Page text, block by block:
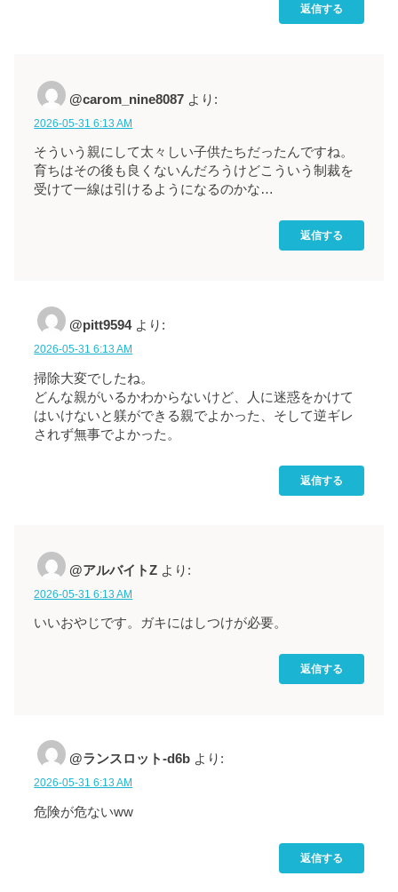
返信する
@carom_nine8087 より:
2026-05-31 6:13 AM
そういう親にして太々しい子供たちだったんですね。
育ちはその後も良くないんだろうけどこういう制裁を
受けて一線は引けるようになるのかな…
返信する
@pitt9594 より:
2026-05-31 6:13 AM
掃除大変でしたね。
どんな親がいるかわからないけど、人に迷惑をかけて
はいけないと躾ができる親でよかった、そして逆ギレ
されず無事でよかった。
返信する
@アルバイトZ より:
2026-05-31 6:13 AM
いいおやじです。ガキにはしつけが必要。
返信する
@ランスロット-d6b より:
2026-05-31 6:13 AM
危険が危ないww
返信する